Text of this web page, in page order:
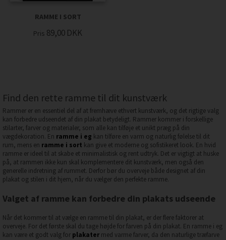
RAMME I SORT
Pris 89,00 DKK
Find den rette ramme til dit kunstværk
Rammer er en essentiel del af at fremhæve ethvert kunstværk, og det rigtige valg
kan forbedre udseendet af din plakat betydeligt. Rammer kommer i forskellige
stilarter, farver og materialer, som alle kan tilføje et unikt præg på din
vægdekoration. En ramme i eg kan tilføre en varm og naturlig følelse til dit
rum, mens en ramme i sort kan give et moderne og sofistikeret look. En hvid
ramme er ideel til at skabe et minimalistisk og rent udtryk. Det er vigtigt at huske
på, at rammen ikke kun skal komplementere dit kunstværk, men også den
generelle indretning af rummet. Derfor bør du overveje både designet af din
plakat og stilen i dit hjem, når du vælger den perfekte ramme.
Valget af ramme kan forbedre din plakats udseende
Når det kommer til at vælge en ramme til din plakat, er der flere faktorer at
overveje. For det første skal du tage højde for farven på din plakat. En ramme i eg
kan være et godt valg for plakater med varme farver, da den naturlige træfarve